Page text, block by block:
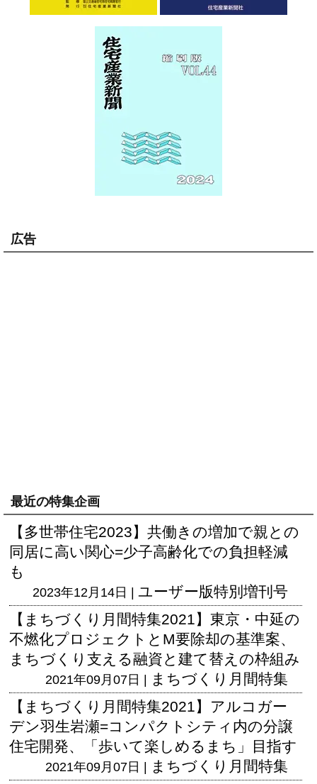
広告
最近の特集企画
【多世帯住宅2023】共働きの増加で親との
同居に高い関心=少子高齢化での負担軽減
も
2023年12月14日 | ユーザー版特別増刊号
【まちづくり月間特集2021】東京・中延の
不燃化プロジェクトとM要除却の基準案、
まちづくり支える融資と建て替えの枠組み
2021年09月07日 | まちづくり月間特集
【まちづくり月間特集2021】アルコガー
デン羽生岩瀬=コンパクトシティ内の分譲
住宅開発、「歩いて楽しめるまち」目指す
2021年09月07日 | まちづくり月間特集